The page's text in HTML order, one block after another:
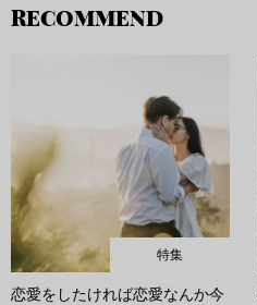
RECOMMEND
特集
恋愛をしたければ恋愛なんか今